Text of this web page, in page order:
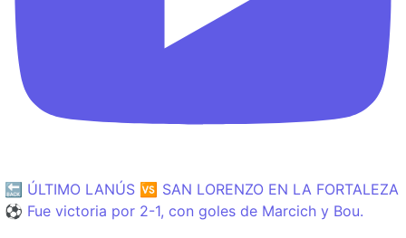
🔙 ÚLTIMO LANÚS 🆚 SAN LORENZO EN LA FORTALEZA
⚽️ Fue victoria por 2-1, con goles de Marcich y Bou.